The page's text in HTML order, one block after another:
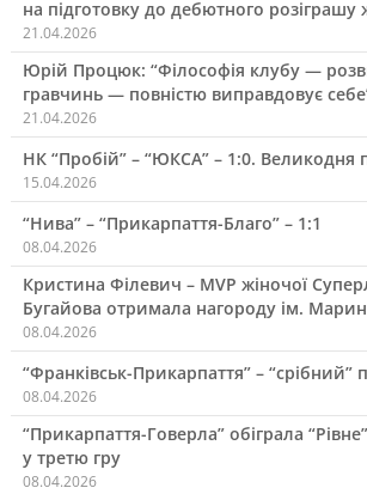
на підготовку до дебютного розіграшу
21.04.2026
Юрій Процюк: “Філософія клубу —
гравчинь — повністю виправдовує
21.04.2026
НК “Пробій” – “ЮКСА” – 1:0. Великодня
15.04.2026
“Нива” – “Прикарпаття-Благо” – 1:1
08.04.2026
Кристина Філевич – MVP жіночої
Бугайова отримала нагороду ім.
08.04.2026
“Франківськ-Прикарпаття” – “срібний”
08.04.2026
“Прикарпаття-Говерла” обіграла
у третю гру
08.04.2026